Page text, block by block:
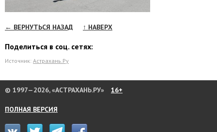
← ВЕРНУТЬСЯ НАЗАД ↑ НАВЕРХ
Поделиться в соц. сетях:
Источник: Астрахань.Ру
© 1997—2026, «АСТРАХАНЬ.РУ» 16+
ПОЛНАЯ ВЕРСИЯ